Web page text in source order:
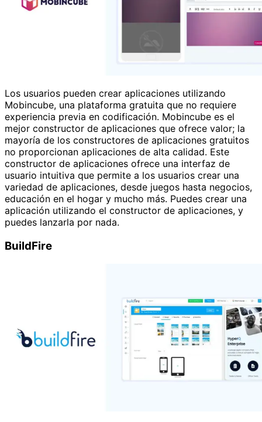
Los usuarios pueden crear aplicaciones utilizando
Mobincube, una plataforma gratuita que no requiere
experiencia previa en codificación. Mobincube es el
mejor constructor de aplicaciones que ofrece valor; la
mayoría de los constructores de aplicaciones gratuitos
no proporcionan aplicaciones de alta calidad. Este
constructor de aplicaciones ofrece una interfaz de
usuario intuitiva que permite a los usuarios crear una
variedad de aplicaciones, desde juegos hasta negocios,
educación en el hogar y mucho más. Puedes crear una
aplicación utilizando el constructor de aplicaciones, y
puedes lanzarla por nada.
BuildFire